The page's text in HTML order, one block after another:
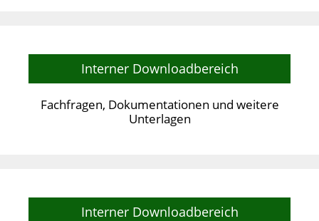
Interner Downloadbereich
Fachfragen, Dokumentationen und weitere
Unterlagen
Interner Downloadbereich